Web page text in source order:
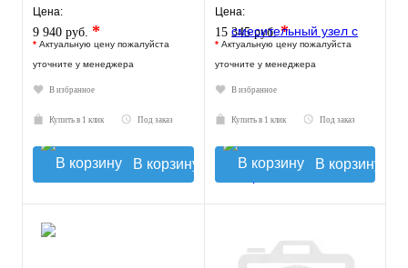
Цена:
9 940 руб. *
* Актуальную цену пожалуйста
уточните у менеджера
В избранное
Купить в 1 клик Под заказ
В корзину
20-43°C, с насосом UPSO
Цена:
15 345 руб.*
* Актуальную цену пожалуйста
уточните у менеджера
В избранное
Купить в 1 клик Под заказ
В корзину